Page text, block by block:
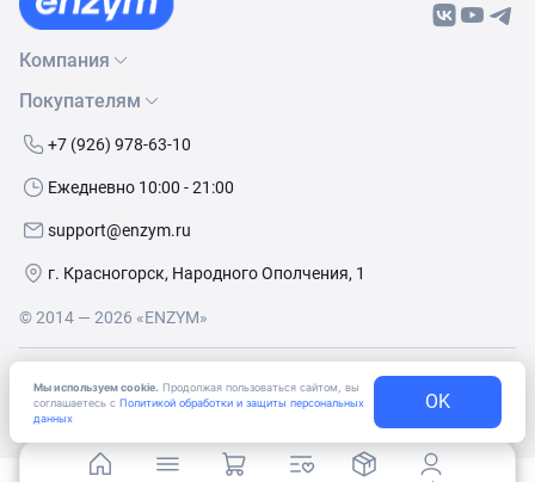
Мы используем cookie. Продолжая пользоваться сайтом, вы
соглашаетесь с Политикой обработки и защиты персональных
данных
OK
Компания
О нас
Бренды
Покупателям
Как сделать заказ
Условия доставки
+7 (926) 978-63-10
Ежедневно 10:00 - 21:00
support@enzym.ru
г. Красногорск, Народного Ополчения, 1
© 2014 — 2026 «ENZYM»
на получение рекламно-информационных
материалов